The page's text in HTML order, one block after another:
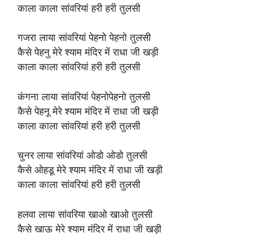
काला काला सांवरियां हरी हरी तुलसी
गजरा लाया सांवरियां पेहनो पेहनो तुलसी
कैसे पेहनु मेरे श्याम मंदिर में राधा जी खड़ी
काला काला सांवरियां हरी हरी तुलसी
कंगना लाया सांवरियां पेहनोपेहनो तुलसी
कैसे पेहनू मेरे श्याम मंदिर में राधा जी खड़ी
काला काला सांवरियां हरी हरी तुलसी
चुनर लाया सांवरियां ओडो ओडो तुलसी
कैसे ओहडू मेरे श्याम मंदिर में राधा जी खड़ी
काला काला सांवरियां हरी हरी तुलसी
हलवा लाया सांवरिया खाओ खाओ तुलसी
कैसे खाऊ मेरे श्याम मंदिर में राधा जी खड़ी